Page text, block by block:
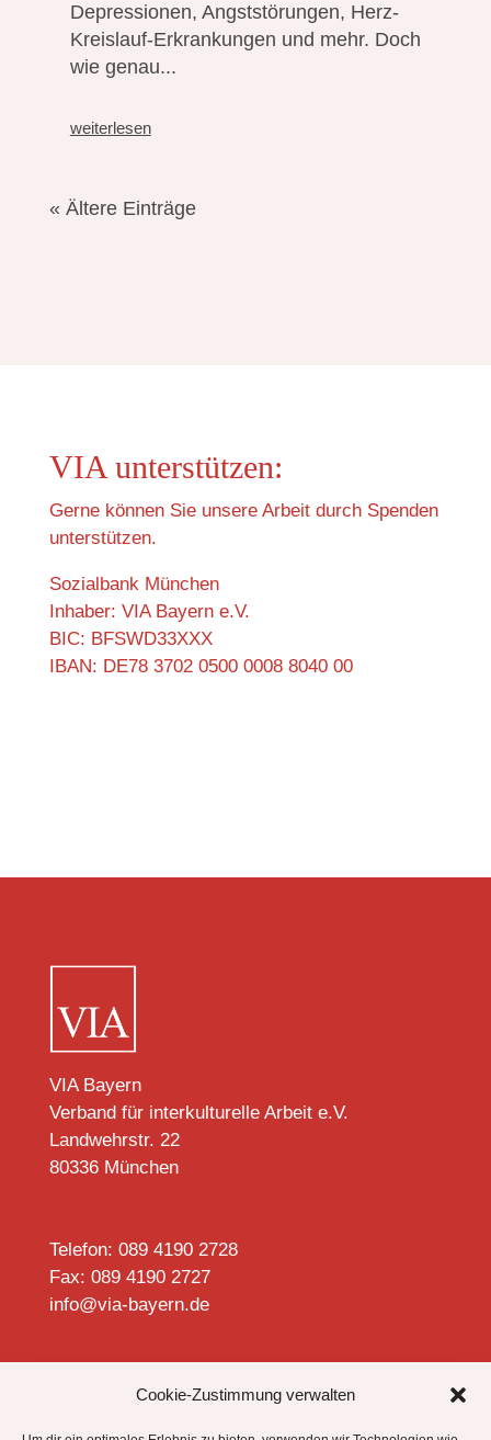
Cookie-Zustimmung verwalten
Depressionen, Angststörungen, Herz-
Kreislauf-Erkrankungen und mehr. Doch
wie genau...
weiterlesen
« Ältere Einträge
VIA unterstützen:
Gerne können Sie unsere Arbeit durch Spenden
unterstützen.
Sozialbank München
Inhaber: VIA Bayern e.V.
BIC: BFSWD33XXX
IBAN: DE78 3702 0500 0008 8040 00
VIA Bayern
Verband für interkulturelle Arbeit e.V.
Landwehrstr. 22
80336 München
Telefon: 089 4190 2728
Fax: 089 4190 2727
info@via-bayern.de